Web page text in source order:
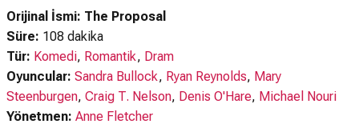
Orijinal İsmi: The Proposal
Süre: 108 dakika
Tür: Komedi, Romantik, Dram
Oyuncular: Sandra Bullock, Ryan Reynolds, Mary
Steenburgen, Craig T. Nelson, Denis O'Hare, Michael Nouri
Yönetmen: Anne Fletcher